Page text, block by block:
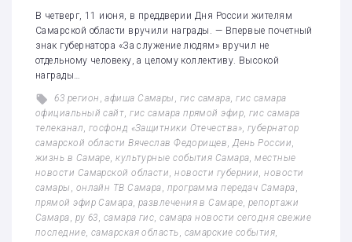
В четверг, 11 июня, в преддверии Дня России жителям
Самарской области вручили награды. — Впервые почетный
знак губернатора «За служение людям» вручил не
отдельному человеку, а целому коллективу. Высокой
награды…
63 регион ,афиша Самары , гис самара,гис самара
официальный сайт,гис самара прямой эфир, гис самара
телеканал, госфонд «Защитники Отечества», губернатор
самарской области Вячеслав Федорищев,День России,
жизнь в Самаре,культурные события Самара,местные
новости Самарской области,новости губернии,новости
самары , онлайн ТВ Самара, программа передач Самара,
прямой эфир Самара,развлечения в Самаре, репортажи
Самара, ру 63, самара гис,самара новости сегодня свежие
последние, самарская область, самарские события,